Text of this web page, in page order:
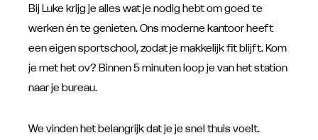
Bij Luke krijg je alles wat je nodig hebt om goed te
werken én te genieten. Ons moderne kantoor heeft
een eigen sportschool, zodat je makkelijk fit blijft. Kom
je met het ov? Binnen 5 minuten loop je van het station
naar je bureau.
We vinden het belangrijk dat je je snel thuis voelt.